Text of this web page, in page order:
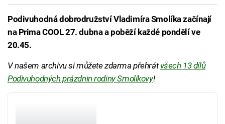
Podivuhodná dobrodružství Vladimíra Smolíka začínají
na Prima COOL 27. dubna a poběží každé pondělí ve
20.45.
V našem archivu si můžete zdarma přehrát všech 13 dílů
Podivuhodných prázdnin rodiny Smolíkovy!